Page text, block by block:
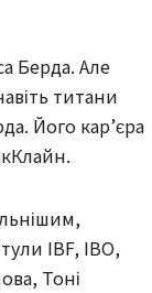
Берда. Але
титани
Його кар’єра
IBF, IBO,
Тоні